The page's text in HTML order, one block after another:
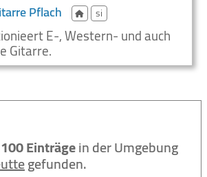
Pflach si
E-, Western- und auch
Gitarre.
Einträgein der Umgebung
gefunden.